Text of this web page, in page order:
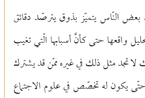
بعض النّاس يتميّز بذوق يترصّد دقائق
واقعها حتى كأنَّ أسبابها الّتي تغيب
تجد مثل ذلك في غيره ممّن قد يشترك
حتّى يكون له تخصّص في علوم الاجتماع